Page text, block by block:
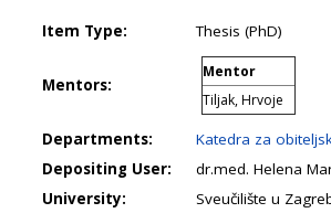
Item Type: Thesis (PhD)
Mentors:
Mentor
Tiljak, Hrvoje
Departments:
Katedra za
Depositing User:
dr.med. Helena
University:
Sveučilište u